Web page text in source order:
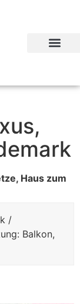
Haus zum
/
Balkon,